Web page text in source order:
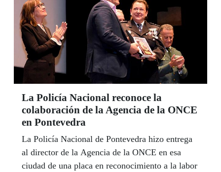
La Policía Nacional reconoce la
colaboración de la Agencia de la ONCE
en Pontevedra
La Policía Nacional de Pontevedra hizo entrega
al director de la Agencia de la ONCE en esa
ciudad de una placa en reconocimiento a la labor